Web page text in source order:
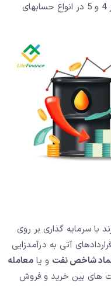
را در پلتفرم متاتریدر 4 و 5 در انواع حسابهای
با سرمایه گذاری بر روی
آتی به درآمدزایی
شاخص نفت و یا معامله
های بین خرید و فروش